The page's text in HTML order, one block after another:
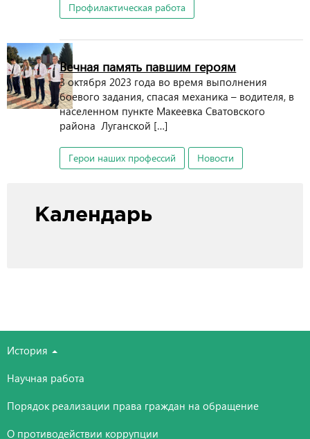
Профилактическая работа
Вечная память павшим героям
3 октября 2023 года во время выполнения
боевого задания, спасая механика – водителя, в
населенном пункте Макеевка Сватовского
района Луганской […]
Герои наших профессий Новости
Календарь
История
Научная работа
Порядок реализации права граждан на обращение
О противодействии коррупции